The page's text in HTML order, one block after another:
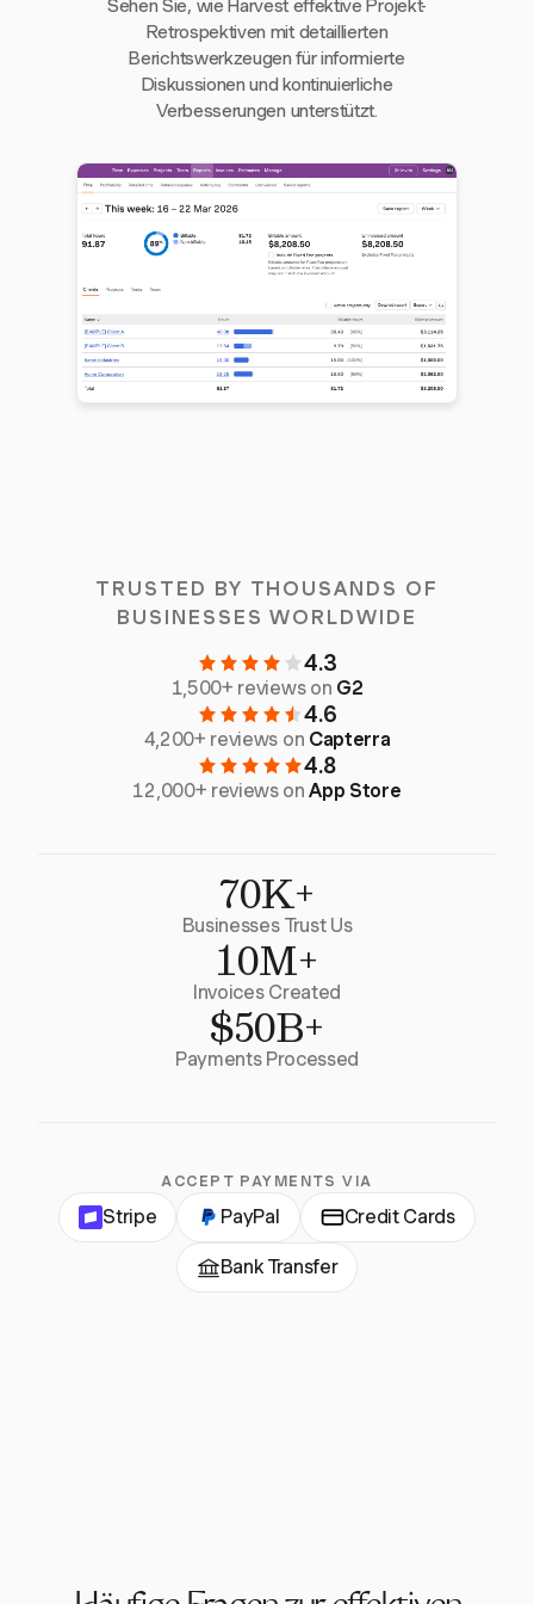
Sehen Sie, wie Harvest effektive Projekt-
Retrospektiven mit detaillierten
Berichtswerkzeugen für informierte
Diskussionen und kontinuierliche
Verbesserungen unterstützt.
TRUSTED BY THOUSANDS OF
BUSINESSES WORLDWIDE
4.3
1,500+ reviews on G2
4.6
4,200+ reviews on Capterra
4.8
12,000+ reviews onApp Store
70K+
Businesses Trust Us
10M+
Invoices Created
$50B+
Payments Processed
ACCEPT PAYMENTS VIA
Stripe PayPal Credit Cards
Bank Transfer